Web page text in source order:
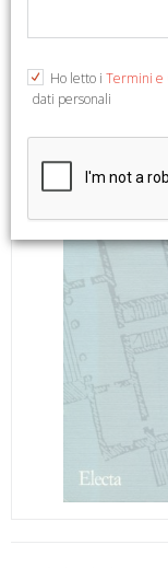
(Varia).
Ho letto i Termini e
dati personali